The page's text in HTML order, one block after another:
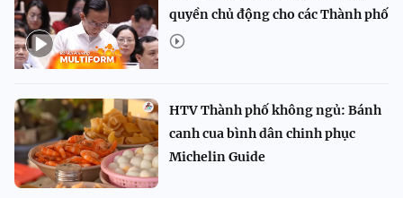
quyền chủ động cho các Thành phố
HTV Thành phố không ngủ: Bánh
canh cua bình dân chinh phục
Michelin Guide